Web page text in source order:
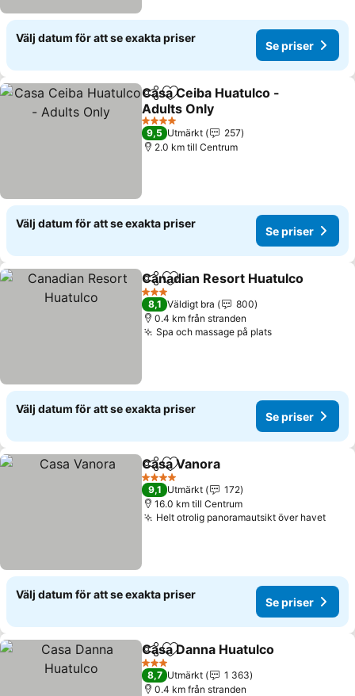
Välj datum för att se exakta priser
Se priser
Dela Lägg till i Mina Favoriter
Casa Ceiba Huatulco -
Adults Only
Se priser
4 Stjärnor
9,5 Utmärkt
257
2.0 km till Centrum
Välj datum för att se exakta priser
Se priser
Dela Lägg till i Mina Favoriter
Canadian Resort Huatulco
3 Stjärnor
8,1 Väldigt bra
800
0.4 km från stranden
Spa och massage på platsSe priser
Välj datum för att se exakta priser
Se priser
Dela Lägg till i Mina Favoriter
Casa Vanora
4 Stjärnor
9,1 Utmärkt
172
16.0 km till Centrum
Helt otrolig panoramautsikt över havetSe
Välj datum för att se exakta priser
Se priser
Dela Lägg till i Mina Favoriter
Casa Danna Huatulco
3 Stjärnor
8,7 Utmärkt
1 363
0.4 km från stranden